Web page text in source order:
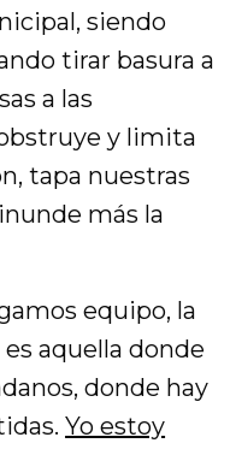
siendo
tirar basura a
a las
y limita
tapa nuestras
más la
equipo, la
aquella donde
donde hay
Yo estoy